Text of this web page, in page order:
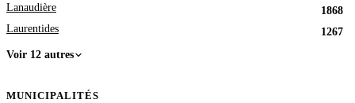
Lanaudière
1868
Laurentides
1267
Voir 12 autres
MUNICIPALITÉS